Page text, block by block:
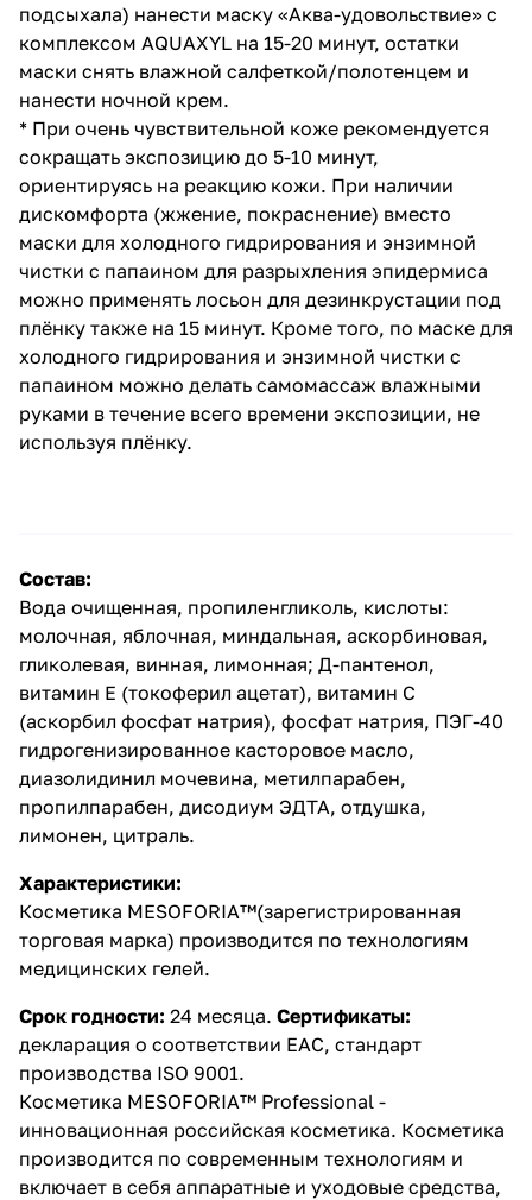
подсыхала) нанести маску «Аква-удовольствие» с
комплексом AQUAXYL на 15-20 минут, остатки
маски снять влажной салфеткой/полотенцем и
нанести ночной крем.
* При очень чувствительной коже рекомендуется
сокращать экспозицию до 5-10 минут,
ориентируясь на реакцию кожи. При наличии
дискомфорта (жжение, покраснение) вместо
маски для холодного гидрирования и энзимной
чистки с папаином для разрыхления эпидермиса
можно применять лосьон для дезинкрустации под
плёнку также на 15 минут. Кроме того, по маске для
холодного гидрирования и энзимной чистки с
папаином можно делать самомассаж влажными
руками в течение всего времени экспозиции, не
используя плёнку.
Состав:
Вода очищенная, пропиленгликоль, кислоты:
молочная, яблочная, миндальная, аскорбиновая,
гликолевая, винная, лимонная; Д-пантенол,
витамин Е (токоферил ацетат), витамин С
(аскорбил фосфат натрия), фосфат натрия, ПЭГ-40
гидрогенизированное касторовое масло,
диазолидинил мочевина, метилпарабен,
пропилпарабен, дисодиум ЭДТА, отдушка,
лимонен, цитраль.
Характеристики:
Косметика MESOFORIA™(зарегистрированная
торговая марка) производится по технологиям
медицинских гелей.
Срок годности: 24 месяца. Сертификаты:
декларация о соответствии EAC, стандарт
производства ISO 9001.
Косметика MESOFORIA™ Professional -
инновационная российская косметика. Косметика
производится по современным технологиям и
включает в себя аппаратные и уходовые средства,